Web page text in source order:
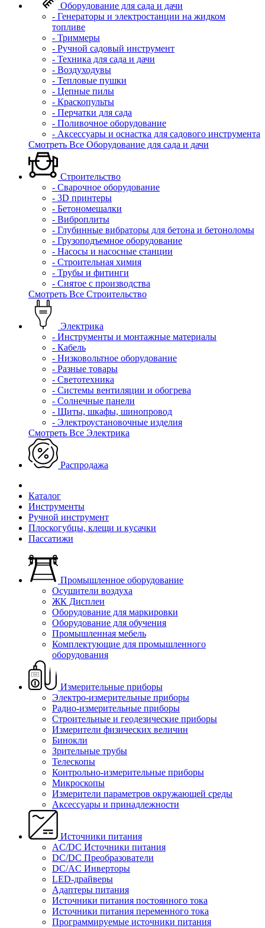
Оборудование для сада и дачи
- Генераторы и электростанции на жидком
топливе
- Триммеры
- Ручной садовый инструмент
- Техника для сада и дачи
- Воздуходувы
- Тепловые пушки
- Цепные пилы
- Краскопульты
- Перчатки для сада
- Поливочное оборудование
- Аксессуары и оснастка для садового инструмента
Смотреть Все Оборудование для сада и дачи
Строительство
- Сварочное оборудование
- 3D принтеры
- Бетономешалки
- Виброплиты
- Глубинные вибраторы для бетона и бетоноломы
- Грузоподъемное оборудование
- Насосы и насосные станции
- Строительная химия
- Трубы и фитинги
- Снятое с производства
Смотреть Все Строительство
Электрика
- Инструменты и монтажные материалы
- Кабель
- Низковольтное оборудование
- Разные товары
- Светотехника
- Системы вентиляции и обогрева
- Солнечные панели
- Щиты, шкафы, шинопровод
- Электроустановочные изделия
Смотреть Все Электрика
Распродажа
Каталог
Инструменты
Ручной инструмент
Плоскогубцы, клещи и кусачки
Пассатижи
Промышленное оборудование
Осушители воздуха
ЖК Дисплеи
Оборудование для маркировки
Оборудование для обучения
Промышленная мебель
Комплектующие для промышленного
оборудования
Измерительные приборы
Электро-измерительные приборы
Радио-измерительные приборы
Строительные и геодезические приборы
Измерители физических величин
Бинокли
Зрительные трубы
Телескопы
Контрольно-измерительные приборы
Микроскопы
Измерители параметров окружающей среды
Аксессуары и принадлежности
Источники питания
AC/DC Источники питания
DC/DC Преобразователи
DC/AC Инверторы
LED-драйверы
Адаптеры питания
Источники питания постоянного тока
Источники питания переменного тока
Программируемые источники питания